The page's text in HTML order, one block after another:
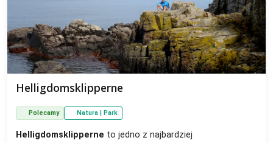
Helligdomsklipperne
Polecamy Natura | Park
Helligdomsklipperne to jedno z najbardziej